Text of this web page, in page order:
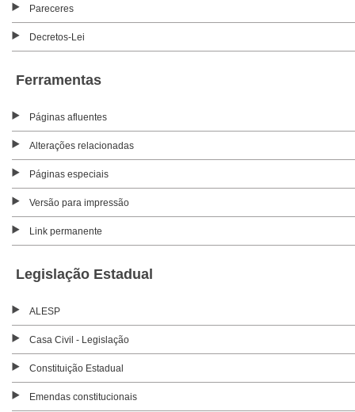
Pareceres
Decretos-Lei
Ferramentas
Páginas afluentes
Alterações relacionadas
Páginas especiais
Versão para impressão
Link permanente
Legislação Estadual
ALESP
Casa Civil - Legislação
Constituição Estadual
Emendas constitucionais